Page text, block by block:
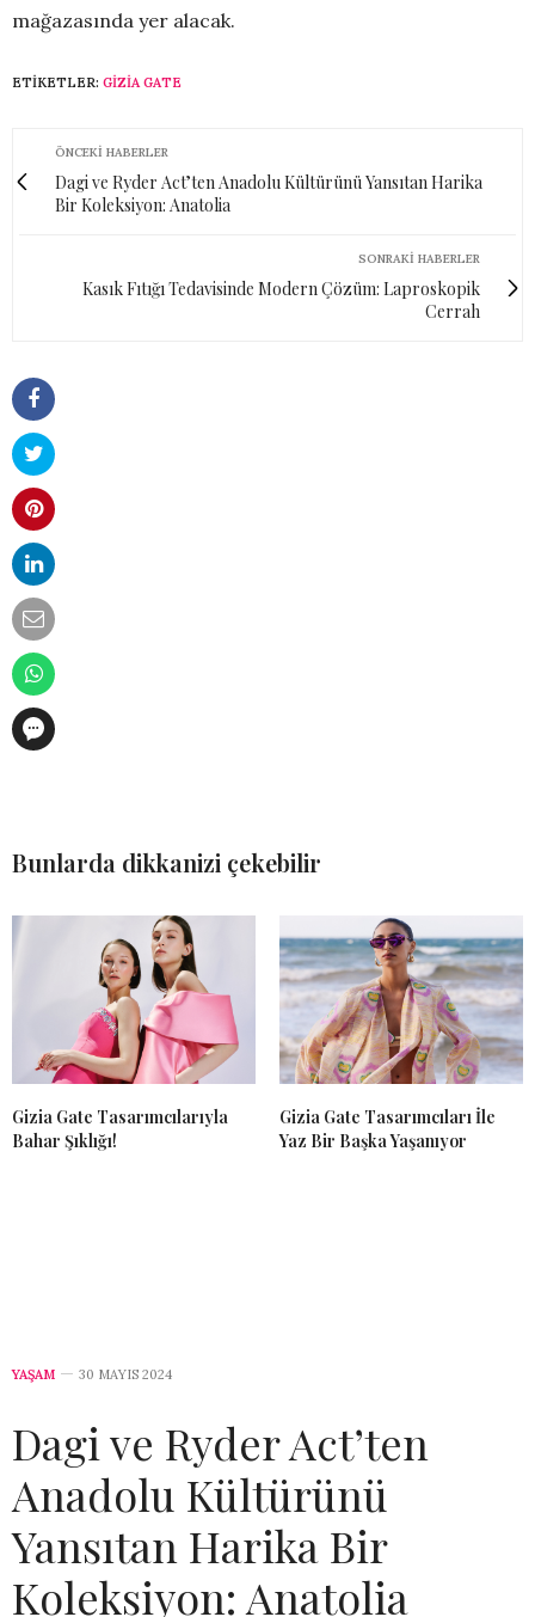
mağazasında yer alacak.
ETIKETLER: GIZIA GATE
ÖNCEKI HABERLER
Dagi ve Ryder Act’ten Anadolu Kültürünü Yansıtan Harika
Bir Koleksiyon: Anatolia
SONRAKI HABERLER
Kasık Fıtığı Tedavisinde Modern Çözüm: Laproskopik
Cerrah
Bunlarda dikkanizi çekebilir
Gizia Gate Tasarımcılarıyla
Bahar Şıklığı!
Gizia Gate Tasarımcıları İle
Yaz Bir Başka Yaşanıyor
YAŞAM 30 MAYIS 2024
Dagi ve Ryder Act’ten
Anadolu Kültürünü
Yansıtan Harika Bir
Koleksiyon: Anatolia